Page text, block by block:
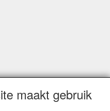
maakt gebruik